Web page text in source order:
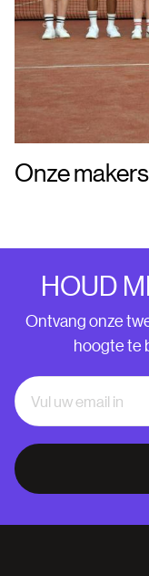
Onze makers
HOUD
Ontvang onze
hoogte te